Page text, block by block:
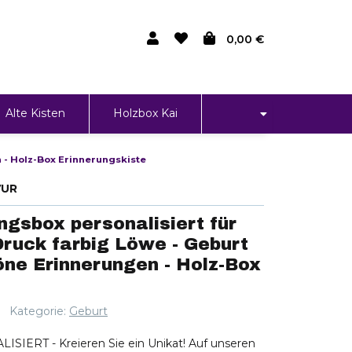
0,00 €
Alte Kisten Holzbox Kai
- Holz-Box Erinnerungskiste
personalisiert für
farbig Löwe - Geburt
Erinnerungen - Holz-Box
Kategorie: Geburt
- Kreieren Sie ein Unikat! Auf unseren